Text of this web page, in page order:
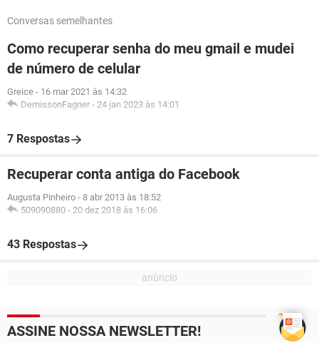
Conversas semelhantes
Como recuperar senha do meu gmail e mudei
de número de celular
Greice - 16 mar 2021 às 14:32
DemissonFagner - 24 jan 2023 às 14:01
7 Respostas
Recuperar conta antiga do Facebook
Augusta Pinheiro - 8 abr 2013 às 18:52
509090880 - 20 dez 2018 às 16:06
43 Respostas
ASSINE NOSSA NEWSLETTER!